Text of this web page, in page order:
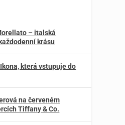
– italská
krásu
která vstupuje do
na červeném
Tiffany & Co.